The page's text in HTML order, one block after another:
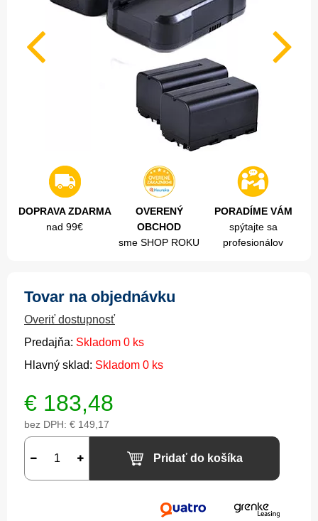
DOPRAVA ZDARMA
nad 99€
OVERENÝ
OBCHOD
sme SHOP ROKU
PORADÍME VÁM
spýtajte sa
profesionálov
Tovar na objednávku
Overiť dostupnosť
Predajňa: Skladom 0 ks
Hlavný sklad: Skladom 0 ks
€ 183,48
bez DPH: € 149,17
Pridať do košíka